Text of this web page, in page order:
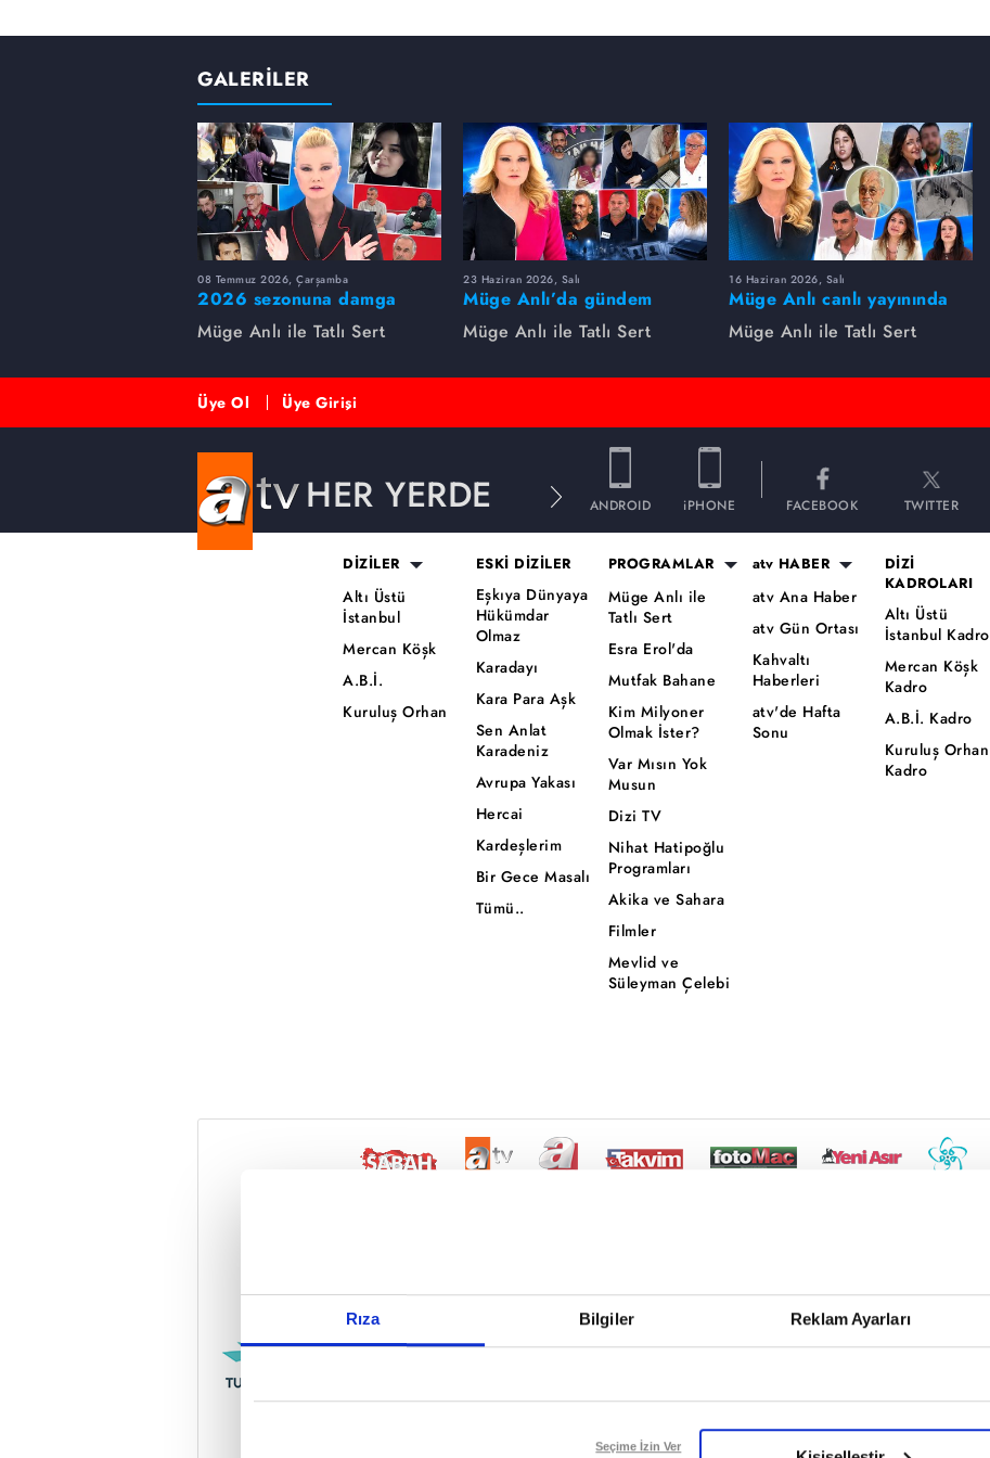
Rıza Bilgiler Reklam Ayarları
Reddet
Seçime İzin Ver
GALERİLER
08 Temmuz 2026, Çarşamba
2026 sezonuna damga
vuran 5 Müge Anlı
dosyası...
Müge Anlı ile Tatlı Sert
23 Haziran 2026, Salı
Müge Anlı’da gündem
sarsıldı! Kayıp dosyaları ve
aile ihanetleri herkesi şoke
Müge Anlı ile Tatlı Sert
16 Haziran 2026, Salı
Müge Anlı canlı yayınında
dikkat çeken gelişmeler
yaşandı. Kayıp,
Müge Anlı ile Tatlı Sert
Üye Ol Üye Girişi
HER YERDE ANDROID iPHONE FACEBOOK TWITTER
DİZİLER
Altı Üstü
İstanbul
Mercan Köşk
A.B.İ.
Kuruluş Orhan
ESKİ DİZİLER
Eşkıya Dünyaya
Hükümdar
Olmaz
Karadayı
Kara Para Aşk
Sen Anlat
Karadeniz
Avrupa Yakası
Hercai
Kardeşlerim
Bir Gece Masalı
Tümü..
PROGRAMLAR
Müge Anlı ile
Tatlı Sert
Esra Erol'da
Mutfak Bahane
Kim Milyoner
Olmak İster?
Var Mısın Yok
Musun
Dizi TV
Nihat Hatipoğlu
Programları
Akika ve Sahara
Filmler
Mevlid ve
Süleyman Çelebi
atv HABER
atv Ana Haber
atv Gün Ortası
Kahvaltı
Haberleri
atv'de Hafta
Sonu
DİZİ
KADROLARI
Altı Üstü
İstanbul Kadro
Mercan Köşk
Kadro
A.B.İ. Kadro
Kuruluş Orhan
Kadro